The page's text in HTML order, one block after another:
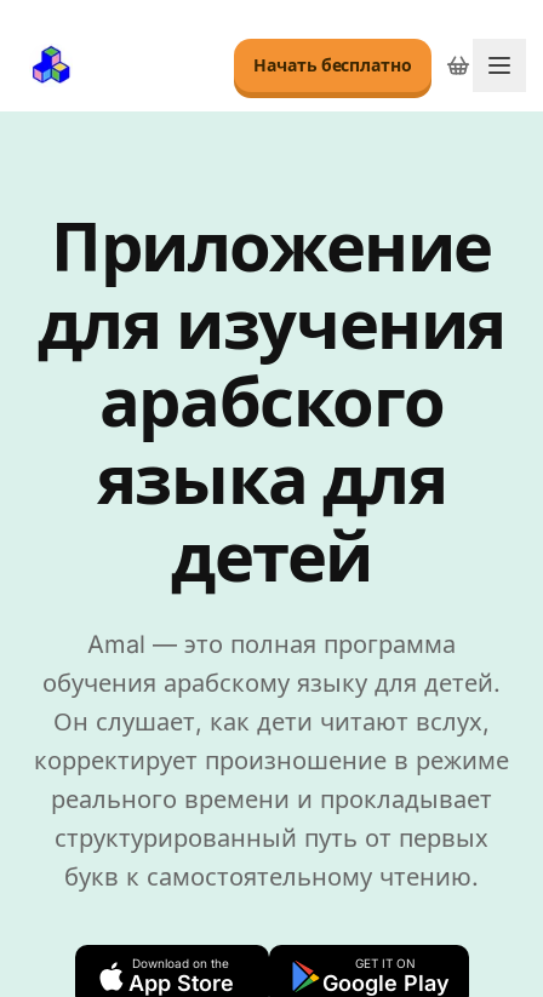
Начать бесплатно
Приложение
для изучения
арабского
языка для
детей
Amal — это полная программа
обучения арабскому языку для детей.
Он слушает, как дети читают вслух,
корректирует произношение в режиме
реального времени и прокладывает
структурированный путь от первых
букв к самостоятельному чтению.
Download on the
App Store
GET IT ON
Google Play